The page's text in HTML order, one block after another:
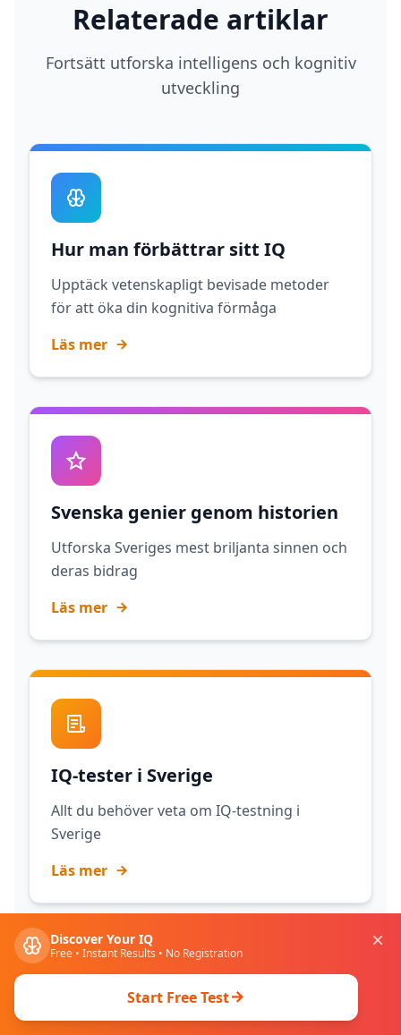
Relaterade artiklar
Fortsätt utforska intelligens och kognitiv
utveckling
Hur man förbättrar sitt IQ
Upptäck vetenskapligt bevisade metoder
för att öka din kognitiva förmåga
Läs mer
Svenska genier genom historien
Utforska Sveriges mest briljanta sinnen och
deras bidrag
Läs mer
IQ-tester i Sverige
Allt du behöver veta om IQ-testning i
Sverige
Läs mer
Discover Your IQ
Free • Instant Results • No Registration
Start Free Test